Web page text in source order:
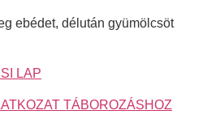
ebédet, délután gyümölcsöt
LAP
TÁBOROZÁSHOZ